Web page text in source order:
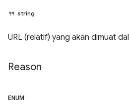
string
URL (relatif) yang akan dimuat
Reason
ENUM